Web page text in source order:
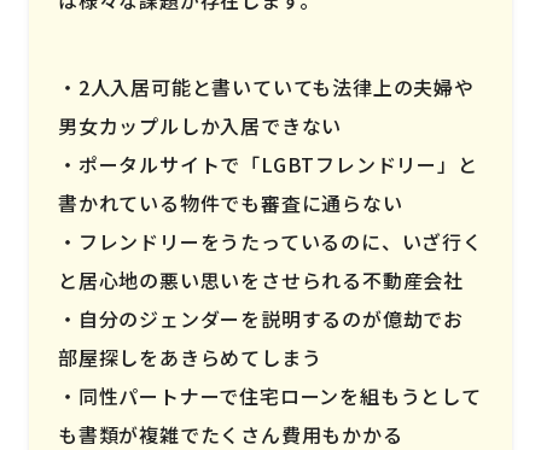
2人入居可能と書いていても法律上の夫婦や
男女カップルしか入居できない
ポータルサイトで「LGBTフレンドリー」と
書かれている物件でも審査に通らない
フレンドリーをうたっているのに、いざ行く
と居心地の悪い思いをさせられる不動産会社
自分のジェンダーを説明するのが億劫でお
部屋探しをあきらめてしまう
同性パートナーで住宅ローンを組もうとして
も書類が複雑でたくさん費用もかかる